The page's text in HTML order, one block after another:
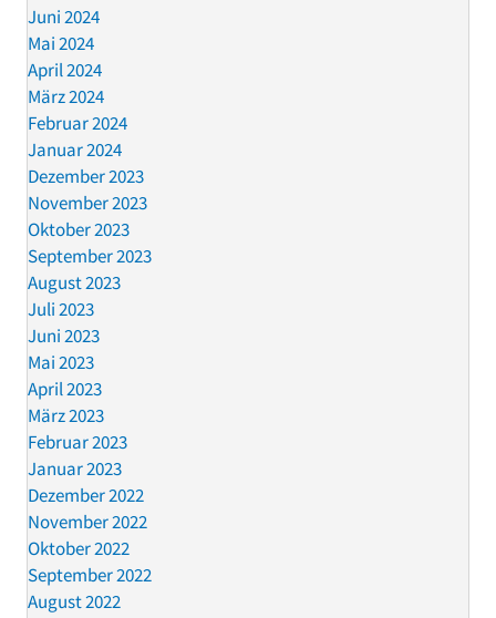
Juni 2024
Mai 2024
April 2024
März 2024
Februar 2024
Januar 2024
Dezember 2023
November 2023
Oktober 2023
September 2023
August 2023
Juli 2023
Juni 2023
Mai 2023
April 2023
März 2023
Februar 2023
Januar 2023
Dezember 2022
November 2022
Oktober 2022
September 2022
August 2022